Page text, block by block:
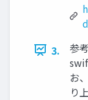
3.
参
お
り